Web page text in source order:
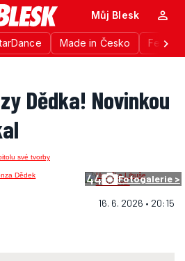
Made in Česko
Můj Blesk
Dědka! Novinkou
44 Fotogalerie >
16. 6. 2026 • 20:15